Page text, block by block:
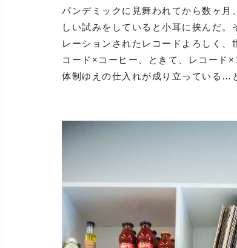
パンデミックに見舞われてから数ヶ
しい試みをしていると小耳に挟んだ
レーションされたレコードよろしく
コード×コーヒー、ときて、レコード
体制ゆえの仕入れが成り立っている…